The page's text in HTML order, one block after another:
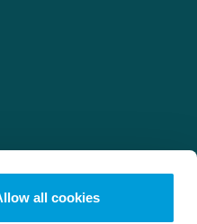
all cookies